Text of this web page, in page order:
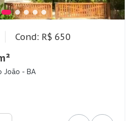
Cond: R$ 650
João - BA